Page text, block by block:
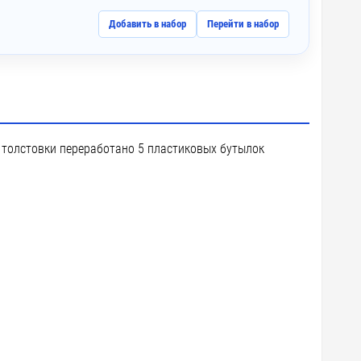
Добавить в набор Перейти в набор
переработано 5 пластиковых бутылок